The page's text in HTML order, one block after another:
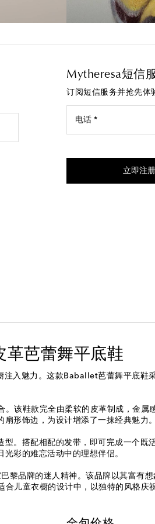
Mytheresa短信
订阅短信服务并抢先体
电话 *
立即注册
革芭蕾舞平底鞋
魅力。这款Baballet芭蕾舞平底鞋
该鞋款完全由柔软的皮革制成，金
形饰边，为设计增添了一抹经典魅力。
。搭配相配的发带，即可完成一个
彩的难忘活动中的理想伴侣。
品牌的迷人精神。该品牌以其富有
儿童衣橱的设计中，以独特的风格庆